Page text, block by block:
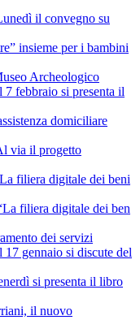
il convegno su
insieme per i bambini
Archeologico
febbraio si presenta il
domiciliare
via il progetto
filiera digitale dei beni
filiera digitale dei ben
dei servizi
gennaio si discute del
si presenta il libro
il nuovo